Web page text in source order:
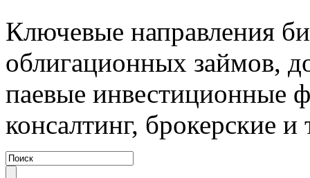
Ключевые направления
облигационных займов,
паевые инвестиционные
консалтинг, брокерские